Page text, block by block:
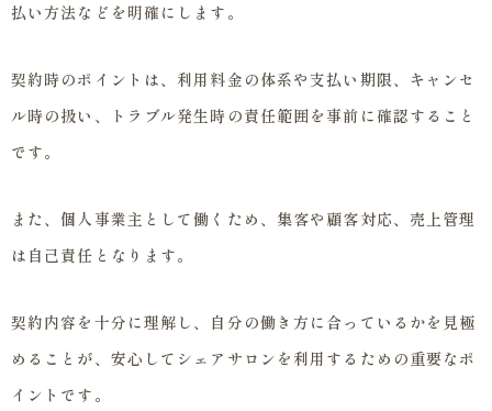
払い方法などを明確にします。
契約時のポイントは、利用料金の体系や支払い期限、キャンセ
ル時の扱い、トラブル発生時の責任範囲を事前に確認すること
です。
また、個人事業主として働くため、集客や顧客対応、売上管理
は自己責任となります。
契約内容を十分に理解し、自分の働き方に合っているかを見極
めることが、安心してシェアサロンを利用するための重要なポ
イントです。